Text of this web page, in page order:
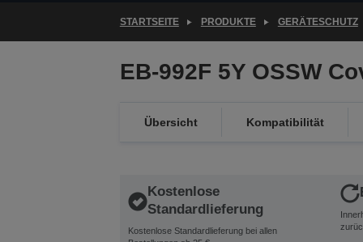
STARTSEITE PRODUKTE GERÄTESCHUTZ
EB-992F 5Y OSSW
Übersicht Kompatibilität
Kostenlose
Standardlieferung
Kostenlose Standardlieferung bei allen